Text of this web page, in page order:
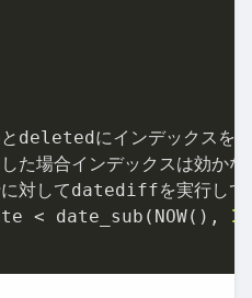
deletedにインデックスを
た場合インデックスは効かな
に対してdatediffを実行して
< date_sub(NOW(),